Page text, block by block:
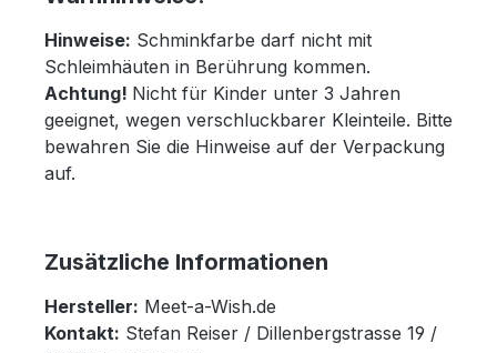
Hinweise: Schminkfarbe darf nicht mit
Schleimhäuten in Berührung kommen.
Achtung! Nicht für Kinder unter 3 Jahren
geeignet, wegen verschluckbarer Kleinteile. Bitte
bewahren Sie die Hinweise auf der Verpackung
auf.
Zusätzliche Informationen
Hersteller: Meet-a-Wish.de
Kontakt: Stefan Reiser / Dillenbergstrasse 19 /